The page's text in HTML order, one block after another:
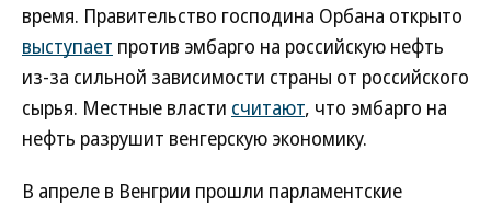
время. Правительство господина Орбана открыто
выступает против эмбарго на российскую нефть
из-за сильной зависимости страны от российского
сырья. Местные власти считают, что эмбарго на
нефть разрушит венгерскую экономику.
В апреле в Венгрии прошли парламентские